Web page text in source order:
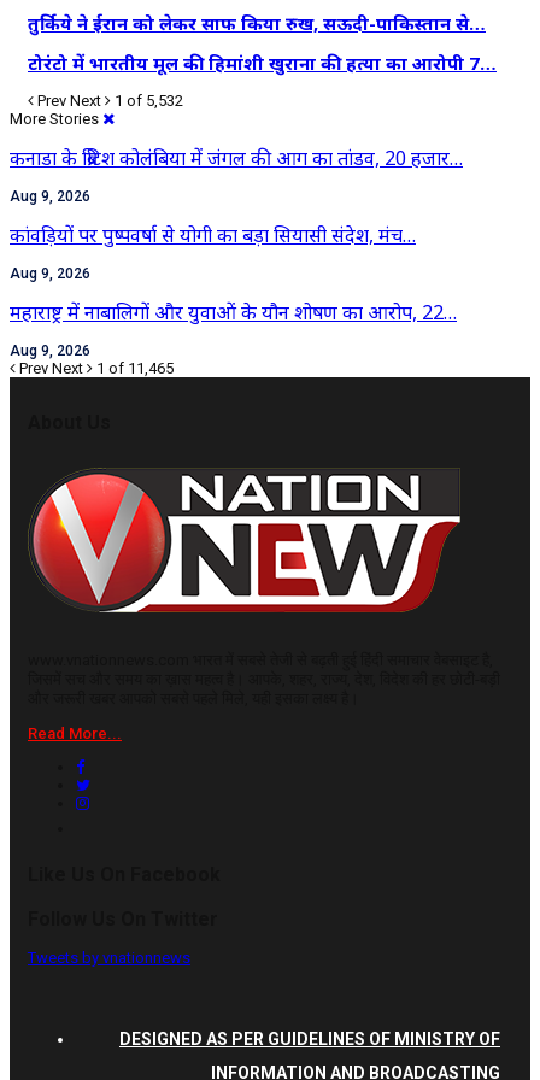
तुर्किये ने ईरान को लेकर साफ किया रुख, सऊदी-पाकिस्तान से…
टोरंटो में भारतीय मूल की हिमांशी खुराना की हत्या का आरोपी 7…
Prev Next
1 of 5,532
More Stories
कनाडा के ब्रिटिश कोलंबिया में जंगल की आग का तांडव, 20 हजार…
Aug 9, 2026
कांवड़ियों पर पुष्पवर्षा से योगी का बड़ा सियासी संदेश, मंच…
Aug 9, 2026
महाराष्ट्र में नाबालिगों और युवाओं के यौन शोषण का आरोप, 22…
Aug 9, 2026
Prev Next 1 of 11,465
Read More...
Tweets by vnationnews
DESIGNED AS PER GUIDELINES OF MINISTRY OF
INFORMATION AND BROADCASTING